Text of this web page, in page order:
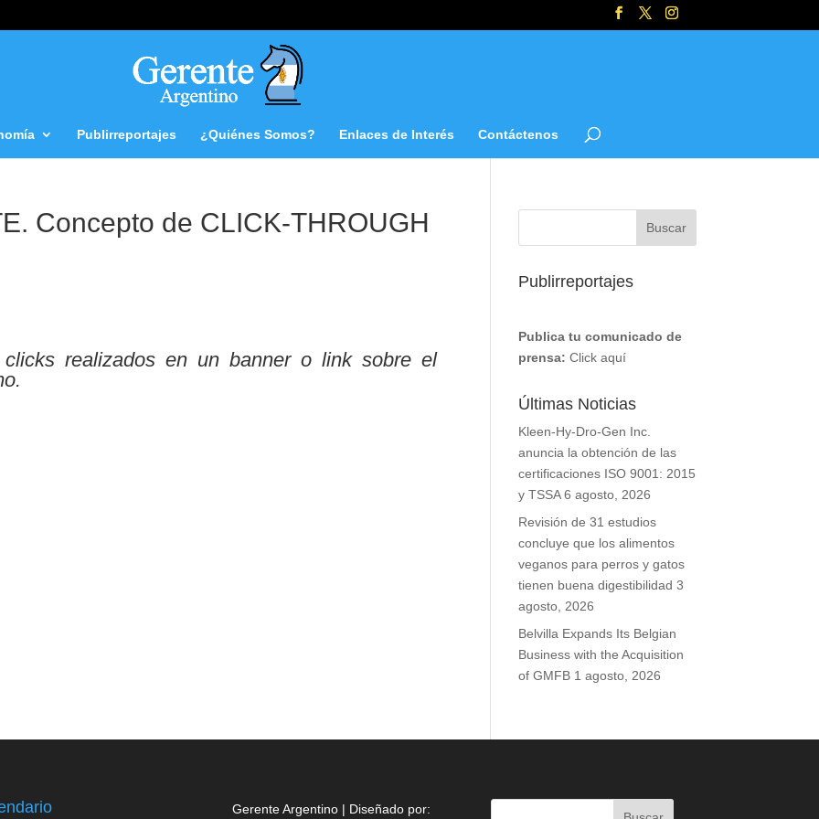
Publirreportajes ¿Quiénes Somos? Enlaces de Interés Contáctenos
Concepto de CLICK-THROUGH
realizados en un banner o link sobre el
Publirreportajes
Publica tu comunicado de
prensa: Click aquí
Últimas Noticias
Kleen-Hy-Dro-Gen Inc.
anuncia la obtención de las
certificaciones ISO 9001: 2015
y TSSA 6 agosto, 2026
Revisión de 31 estudios
concluye que los alimentos
veganos para perros y gatos
tienen buena digestibilidad 3
agosto, 2026
Belvilla Expands Its Belgian
Business with the Acquisition
of GMFB 1 agosto, 2026
Gerente Argentino | Diseñado por: